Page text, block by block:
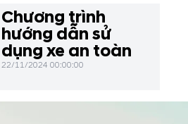
trao tặng 50 chiếc bàn học,
01 loa, 30 bộ đồ dùng học
liệu và đồ chơi cho các em
học sinh tại Trường Mầm
Chương trình
hướng dẫn sử
dụng xe an toàn
22/11/2024 00:00:00